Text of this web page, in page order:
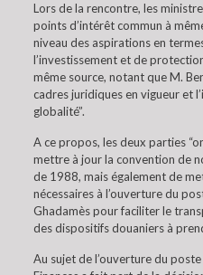
Lors de la rencontre, les
points d’intérêt commun à
niveau des aspirations en
l’investissement et de
même source, notant que M.
cadres juridiques en vigueur et
globalité”.
A ce propos, les deux parties
mettre à jour la convention de
de 1988, mais également de
nécessaires à l’ouverture du
Ghadamès pour faciliter le
des dispositifs douaniers à
Au sujet de l’ouverture du